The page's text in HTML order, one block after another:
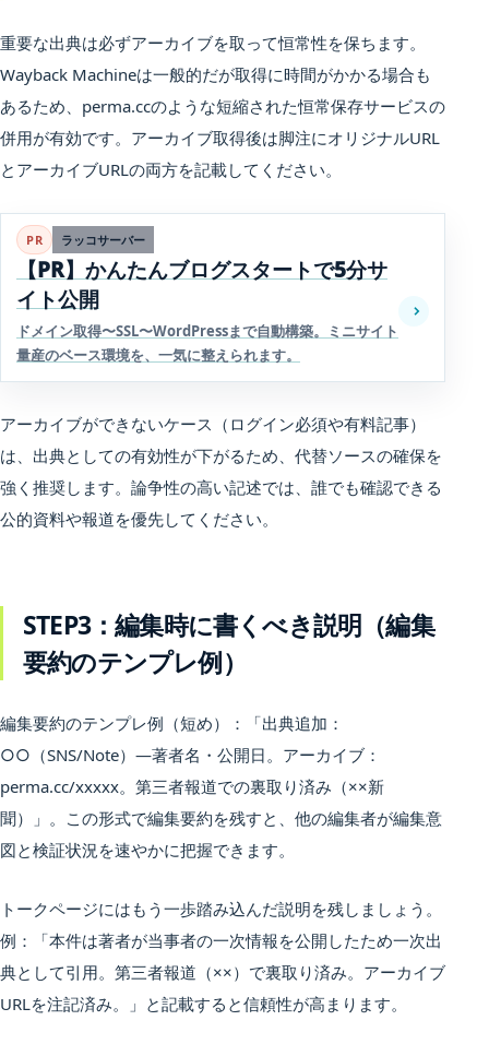
重要な出典は必ずアーカイブを取って恒常性を保ちます。
Wayback Machineは一般的だが取得に時間がかかる場合も
あるため、perma.ccのような短縮された恒常保存サービスの
併用が有効です。アーカイブ取得後は脚注にオリジナルURL
とアーカイブURLの両方を記載してください。
PR ラッコサーバー
【PR】かんたんブログスタートで5分サ
イト公開
ドメイン取得〜SSL〜WordPressまで自動構築。ミニサイト
量産のベース環境を、一気に整えられます。
アーカイブができないケース（ログイン必須や有料記事）
は、出典としての有効性が下がるため、代替ソースの確保を
強く推奨します。論争性の高い記述では、誰でも確認できる
公的資料や報道を優先してください。
STEP3：編集時に書くべき説明（編集
要約のテンプレ例）
編集要約のテンプレ例（短め）：「出典追加：
○○（SNS/Note）—著者名・公開日。アーカイブ：
perma.cc/xxxxx。第三者報道での裏取り済み（××新
聞）」。この形式で編集要約を残すと、他の編集者が編集意
図と検証状況を速やかに把握できます。
トークページにはもう一歩踏み込んだ説明を残しましょう。
例：「本件は著者が当事者の一次情報を公開したため一次出
典として引用。第三者報道（××）で裏取り済み。アーカイブ
URLを注記済み。」と記載すると信頼性が高まります。